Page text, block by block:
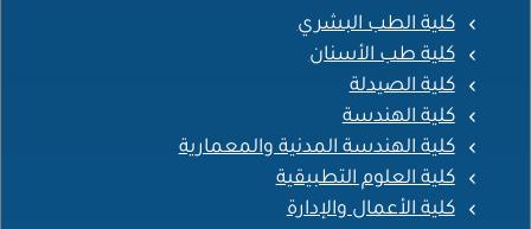
كلية الطب البشري
كلية طب الأسنان
كلية الصيدلة
كلية الهندسة
كلية الهندسة المدنية والمعمارية
كلية العلوم التطبيقية
كلية الأعمال والإدارة